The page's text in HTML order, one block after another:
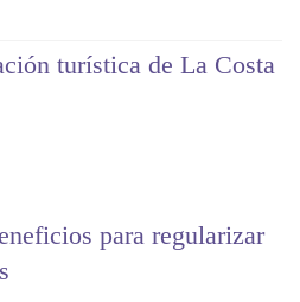
turística de La Costa
para regularizar